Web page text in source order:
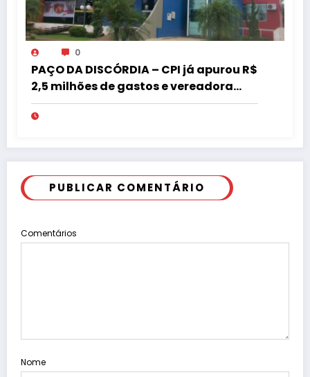
0
PAÇO DA DISCÓRDIA – CPI já apurou R$
2,5 milhões de gastos e vereadora
pede “acordo” para aprovar R$ 9,5
milhões
PUBLICAR COMENTÁRIO
Comentários
Nome